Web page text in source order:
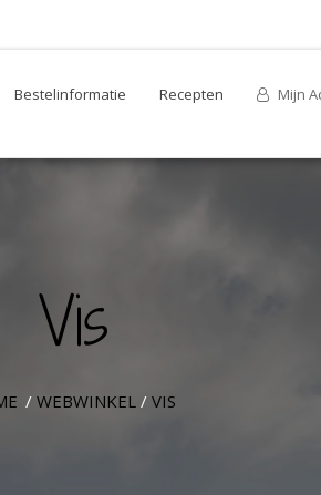
Mijn
Bestelinformatie Recepten
Vis
/ WEBWINKEL / VIS